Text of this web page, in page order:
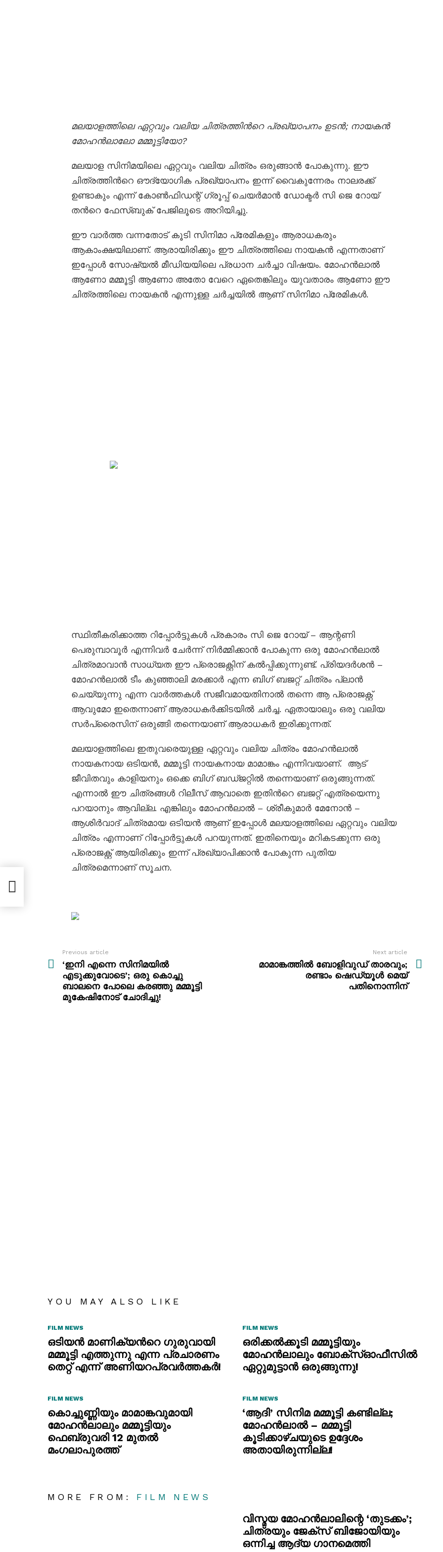
മലയാളത്തിലെ ഏറ്റവും വലിയ ചിത്രത്തിന്‍റെ പ്രഖ്യാപനം ഉടൻ; നായകൻ
മോഹൻലാലോ മമ്മൂട്ടിയോ?
മലയാള സിനിമയിലെ ഏറ്റവും വലിയ ചിത്രം ഒരുങ്ങാൻ പോകുന്നു. ഈ
ചിത്രത്തിന്‍റെ ഔദ്യോഗിക പ്രഖ്യാപനം ഇന്ന് വൈകുന്നേരം നാലരക്ക്
ഉണ്ടാകും എന്ന് കോൺഫിഡന്റ് ഗ്രൂപ്പ് ചെയർമാൻ ഡോക്ടർ സി ജെ റോയ്
തന്‍റെ ഫേസ്ബുക് പേജിലൂടെ അറിയിച്ചു.
ഈ വാർത്ത വന്നതോട് കൂടി സിനിമാ പ്രേമികളും ആരാധകരും
ആകാംക്ഷയിലാണ്. ആരായിരിക്കും ഈ ചിത്രത്തിലെ നായകൻ എന്നതാണ്
ഇപ്പോൾ സോഷ്യൽ മീഡിയയിലെ പ്രധാന ചർച്ചാ വിഷയം. മോഹൻലാൽ
ആണോ മമ്മൂട്ടി ആണോ അതോ വേറെ ഏതെങ്കിലും യുവതാരം ആണോ ഈ
ചിത്രത്തിലെ നായകൻ എന്നുള്ള ചർച്ചയിൽ ആണ് സിനിമാ പ്രേമികൾ.
സ്ഥിതീകരിക്കാത്ത റിപ്പോർട്ടുകൾ പ്രകാരം സി ജെ റോയ് – ആന്റണി
പെരുമ്പാവൂർ എന്നിവർ ചേർന്ന് നിർമ്മിക്കാൻ പോകുന്ന ഒരു മോഹൻലാൽ
ചിത്രമാവാൻ സാധ്യത ഈ പ്രൊജക്റ്റിന് കല്‍പ്പിക്കുന്നുണ്ട്. പ്രിയദർശൻ –
മോഹൻലാൽ ടീം കുഞ്ഞാലി മരക്കാർ എന്ന ബിഗ് ബജറ്റ് ചിത്രം പ്ലാൻ
ചെയ്യുന്നു എന്ന വാർത്തകൾ സജീവമായതിനാല്‍ തന്നെ ആ പ്രൊജക്റ്റ്
ആവുമോ ഇതെന്നാണ് ആരാധകർക്കിടയിൽ ചർച്ച. ഏതായാലും ഒരു വലിയ
സർപ്രൈസിന് ഒരുങ്ങി തന്നെയാണ് ആരാധകർ ഇരിക്കുന്നത്.
മലയാളത്തിലെ ഇതുവരെയുള്ള ഏറ്റവും വലിയ ചിത്രം മോഹൻലാൽ
നായകനായ ഒടിയൻ, മമ്മൂട്ടി നായകനായ മാമാങ്കം എന്നിവയാണ്. ആട്
ജീവിതവും കാളിയനും ഒക്കെ ബിഗ് ബഡ്ജറ്റിൽ തന്നെയാണ് ഒരുങ്ങുന്നത്.
എന്നാൽ ഈ ചിത്രങ്ങൾ റിലീസ് ആവാതെ ഇതിന്‍റെ ബജറ്റ് എത്രയെന്നു
പറയാനും ആവില്ല. എങ്കിലും മോഹൻലാൽ – ശ്രീകുമാർ മേനോൻ –
ആശിർവാദ് ചിത്രമായ ഒടിയൻ ആണ് ഇപ്പോൾ മലയാളത്തിലെ ഏറ്റവും വലിയ
ചിത്രം എന്നാണ് റിപ്പോർട്ടുകൾ പറയുന്നത്. ഇതിനെയും മറികടക്കുന്ന ഒരു
പ്രൊജക്റ്റ് ആയിരിക്കും ഇന്ന് പ്രഖ്യാപിക്കാൻ പോകുന്ന പുതിയ
ചിത്രമെന്നാണ് സൂചന.
more
Previous article
‘ഇനി എന്നെ സിനിമയിൽ
എടുക്കുവോടെ’; ഒരു കൊച്ചു
ബാലനെ പോലെ കരഞ്ഞു മമ്മൂട്ടി
മുകേഷിനോട് ചോദിച്ചു!
Next article
മാമാങ്കത്തിൽ ബോളിവുഡ് താരവും;
രണ്ടാം ഷെഡ്യൂൾ മെയ്
പതിനൊന്നിന്
YOU MAY ALSO LIKE
FILM NEWS
ഒടിയൻ മാണിക്യന്‍റെ ഗുരുവായി
മമ്മൂട്ടി എത്തുന്നു എന്ന പ്രചാരണം
തെറ്റ് എന്ന് അണിയറപ്രവർത്തകർ!
FILM NEWS
ഒരിക്കല്‍ക്കൂടി മമ്മൂട്ടിയും
മോഹന്‍ലാലും ബോക്സ്‌ഓഫീസില്‍
ഏറ്റുമുട്ടാന്‍ ഒരുങ്ങുന്നു!
FILM NEWS
കൊച്ചുണ്ണിയും മാമാങ്കവുമായി
മോഹൻലാലും മമ്മൂട്ടിയും
ഫെബ്രുവരി 12 മുതൽ
മംഗലാപുരത്ത്
FILM NEWS
‘ആദി’ സിനിമ മമ്മൂട്ടി കണ്ടില്ല;
മോഹൻലാൽ – മമ്മൂട്ടി
കൂടിക്കാഴ്ചയുടെ ഉദ്ദേശം
അതായിരുന്നില്ല!
MORE FROM: FILM NEWS
വിസ്മയ മോഹൻലാലിന്റെ ‘തുടക്കം’;
ചിത്രയും ജേക്സ് ബിജോയിയും
ഒന്നിച്ച ആദ്യ ഗാനമെത്തി